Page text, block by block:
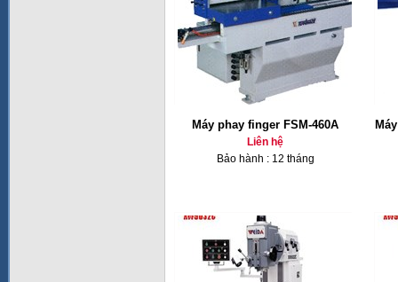
Máy phay finger FSM-460A
Liên hệ
Bảo hành : 12 tháng